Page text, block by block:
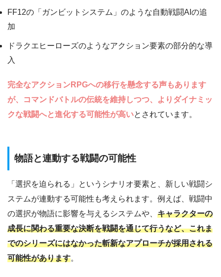
FF12の「ガンビットシステム」のような自動戦闘AIの追
加
ドラクエヒーローズのようなアクション要素の部分的な導
入
完全なアクションRPGへの移行を懸念する声もあります
が、コマンドバトルの伝統を維持しつつ、よりダイナミッ
クな戦闘へと進化する可能性が高いとされています。
物語と連動する戦闘の可能性
「選択を迫られる」というシナリオ要素と、新しい戦闘シ
ステムが連動する可能性も考えられます。例えば、戦闘中
の選択が物語に影響を与えるシステムや、 キャラクターの
成長に関わる重要な決断を戦闘を通じて行うなど、これま
でのシリーズにはなかった斬新なアプローチが採用される
可能性があります。